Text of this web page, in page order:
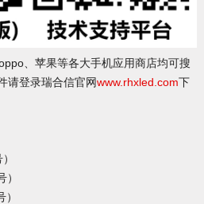
、苹果等各大手机应用商店均可搜
请登录瑞合信官网www.rhxled.com下